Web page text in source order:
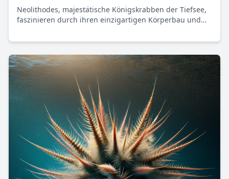
Neolithodes, majestätische Königskrabben der Tiefsee,
faszinieren durch ihren einzigartigen Körperbau und
Diese Tiefseekönige sind nicht nur ein Symbol für
Bestandteil des Meeresschutzes.